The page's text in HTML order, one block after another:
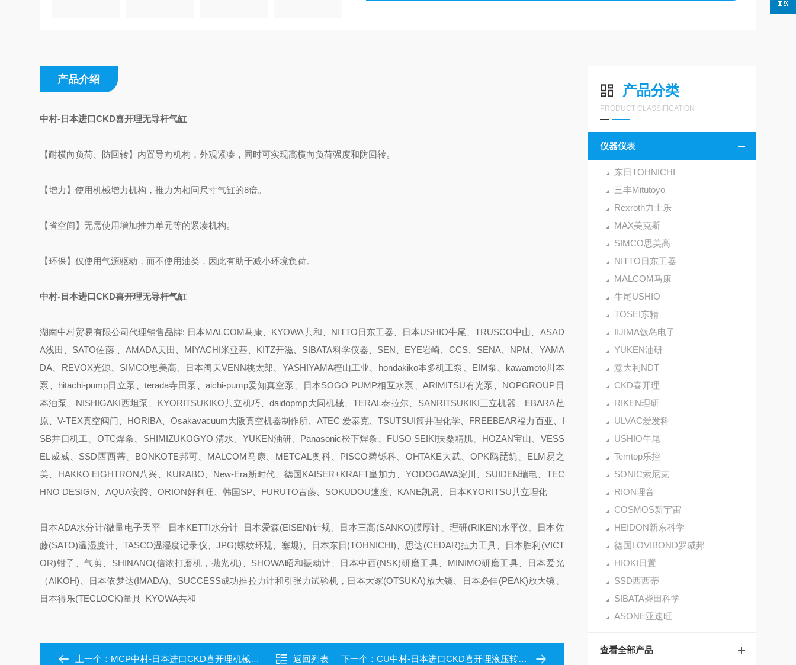
产品分类
PRODUCT CLASSIFICATION
仪器仪表
东日TOHNICHI
三丰Mitutoyo
Rexroth力士乐
MAX美克斯
SIMCO思美高
NITTO日东工器
MALCOM马康
牛尾USHIO
TOSEI东精
IIJIMA饭岛电子
YUKEN油研
意大利NDT
CKD喜开理
RIKEN理研
ULVAC爱发科
USHIO牛尾
Temtop乐控
SONIC索尼克
RION理音
COSMOS新宇宙
HEIDON新东科学
德国LOVIBOND罗威邦
HIOKI日置
SSD西西蒂
SIBATA柴田科学
ASONE亚速旺
查看全部产品
产品介绍
中村-日本进口CKD喜开理无导杆气缸
【耐横向负荷、防回转】 内置导向机构，外观紧凑，同时可实现高横向负荷强度和防回转。
【增力】使用机械增力机构，推力为相同尺寸气缸的8倍。
【省空间】无需使用增加推力单元等的紧凑机构。
【环保】仅使用气源驱动，而不使用油类，因此有助于减小环境负荷。
中村-日本进口CKD喜开理无导杆气缸
湖南中村贸易有限公司代理销售品牌: 日本MALCOM马康、KYOWA共和、NITTO日东工器、日本USHIO牛尾、TRUSCO中山、ASAD
A浅田、SATO佐藤 、AMADA天田、MIYACHI米亚基、KITZ开滋、SIBATA科学仪器、SEN、EYE岩崎、CCS、SENA、NPM、YAMA
DA、REVOX光源、SIMCO思美高、日本阀天VENN桃太郎、YASHIYAMA樫山工业、hondakiko本多机工泵、EIM泵、kawamoto川本
泵、hitachi-pump日立泵、terada寺田泵、aichi-pump爱知真空泵、日本SOGO PUMP相互水泵、ARIMITSU有光泵、NOPGROUP日
本油泵、NISHIGAKI西坦泵、KYORITSUKIKO共立机巧、daidopmp大同机械、TERAL泰拉尔、SANRITSUKIKI三立机器、EBARA荏
原、V-TEX真空阀门、HORIBA、Osakavacuum大阪真空机器制作所、ATEC 爱泰克、TSUTSUI筒井理化学、FREEBEAR福力百亚、I
SB井口机工、OTC焊条、SHIMIZUKOGYO 清水、YUKEN油研、Panasonic松下焊条、FUSO SEIKI扶桑精肌、HOZAN宝山、VESS
EL威威、SSD西西蒂、BONKOTE邦可、MALCOM马康、METCAL奥科、PISCO碧铄科、OHTAKE大武、OPK鸥琵凯、ELM易之
美、HAKKO EIGHTRON八兴、KURABO、New-Era新时代、德国KAISER+KRAFT皇加力、YODOGAWA淀川、SUIDEN瑞电、TEC
HNO DESIGN、AQUA安跨、ORION好利旺、韩国SP、FURUTO古藤、SOKUDOU速度、KANE凯恩、日本KYORITSU共立理化
日本ADA水分计/微量电子天平 日本KETTI水分计 日本爱森(EISEN)针规、日本三高(SANKO)膜厚计、理研(RIKEN)水平仪、日本佐
藤(SATO)温湿度计、TASCO温湿度记录仪、JPG(螺纹环规、塞规)、日本东日(TOHNICHI)、思达(CEDAR)扭力工具、日本胜利(VICT
OR)钳子、气剪、SHINANO(信浓打磨机，抛光机)、SHOWA昭和振动计、日本中西(NSK)研磨工具、MINIMO研磨工具、日本爱光
（AIKOH)、日本依梦达(IMADA)、SUCCESS成功推拉力计和引张力试验机，日本大冢(OTSUKA)放大镜、日本必佳(PEAK)放大镜、
日本得乐(TECLOCK)量具 KYOWA共和
上一个： MCP中村-日本进口CKD喜开理机械倍力气缸 返回列表 下一个： CU中村-日本进口CKD喜开理液压转换器